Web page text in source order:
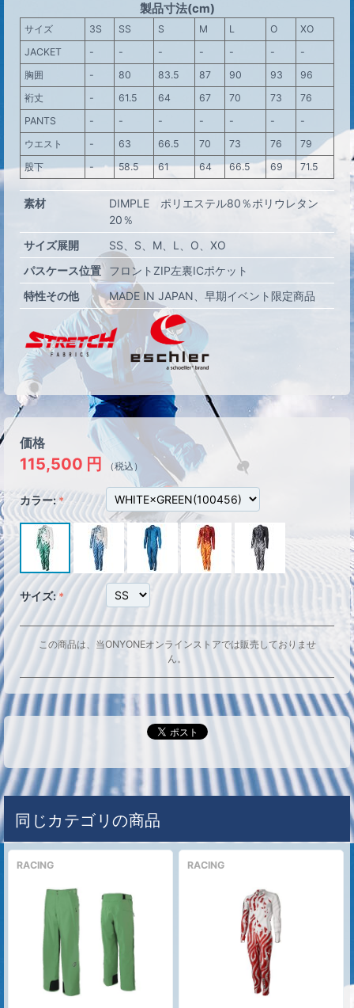
製品寸法(cm)
サイズ 3S SS S M L O
XO
JACKET
- - - - - -
-
胸囲
- 80 83.5 87 90 93
96
裄丈
- 61.5 64 67 70 73
76
PANTS
- - - - - -
-
ウエスト
- 63 66.5 70 73 76
79
股下
- 58.5 61 64 66.5 69 71.5
素材
DIMPLE ポリエステル80％ポリウレタン
20％
サイズ展開
SS S M L O
XO
パスケース位置
フロントZIP左裏ICポケット
特性その他
MADE IN JAPAN 早期イベント限定商品
価格
115,500 円 （税込）
カラー:
サイズ:
この商品は、当ONYONEオンラインストアでは販売しておりませ
ん。
同じカテゴリの商品
RACING RACING